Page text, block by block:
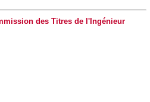
des Titres de l'Ingénieur